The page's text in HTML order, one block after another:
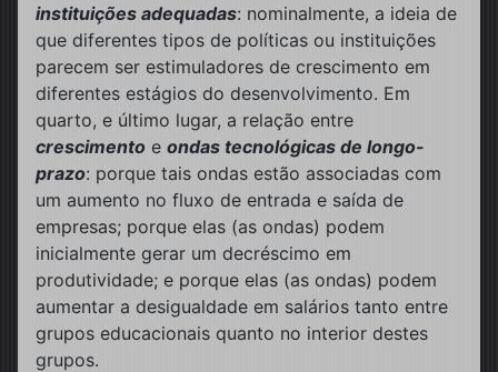
instituições adequadas: nominalmente, a ideia de
que diferentes tipos de políticas ou instituições
parecem ser estimuladores de crescimento em
diferentes estágios do desenvolvimento. Em
quarto, e último lugar, a relação entre
crescimento e ondas tecnológicas de longo-
prazo: porque tais ondas estão associadas com
um aumento no fluxo de entrada e saída de
empresas; porque elas (as ondas) podem
inicialmente gerar um decréscimo em
produtividade; e porque elas (as ondas) podem
aumentar a desigualdade em salários tanto entre
grupos educacionais quanto no interior destes
grupos.